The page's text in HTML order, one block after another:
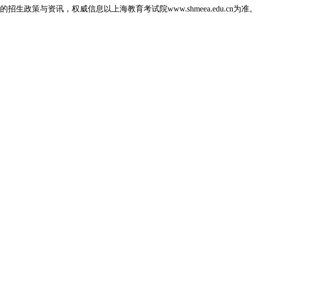
的招生政策与资讯，权威信息以上海教育考试院www.shmeea.edu.cn为准。